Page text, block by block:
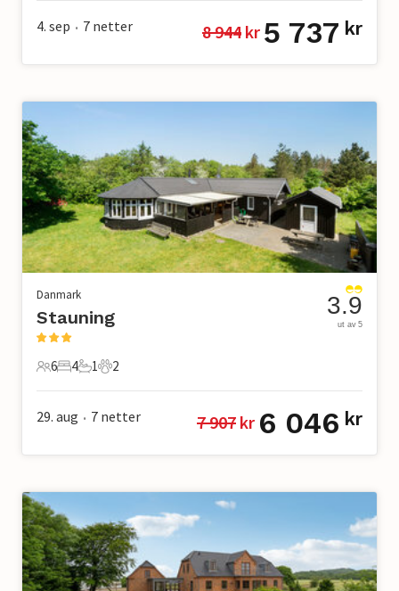
4. sep • 7 netter 8 944 kr 5 737 kr
Danmark
Stauning
6 Gjester
6
4 Soverom
4
1 Bad
1
2 Kjæledyr
2
3.9
ut av 5
29. aug • 7 netter 7 907 kr 6 046 kr